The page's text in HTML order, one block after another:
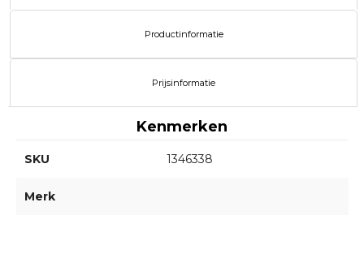
Productinformatie
Prijsinformatie
Kenmerken
SKU 1346338
Merk